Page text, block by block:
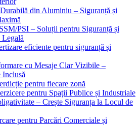
din Aluminiu – Siguranță și
PSI – Soluții pentru Siguranță și
eficiente pentru siguranță și
cu Mesaje Clar Vizibile –
Inclusă
pentru fiecare zonă
pentru Spații Publice și Industriale
– Crește Siguranța la Locul de
pentru Parcări Comerciale și